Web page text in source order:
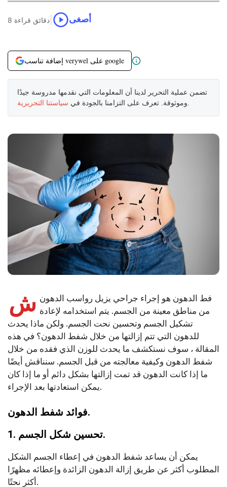
8 دقائق قراءة أصغى
إضافة تناسب verywel على google
تضمن عملية التحرير لدينا أن المعلومات التي نقدمها مدروسة جيدًا
وموثوقة. تعرف على التزامنا بالجودة في سياستنا التحريرية
ش فط الدهون هو إجراء جراحي يزيل رواسب الدهون
من مناطق معينة من الجسم. يتم استخدامه لإعادة
تشكيل الجسم وتحسين نحت الجسم. ولكن ماذا يحدث
للدهون التي تتم إزالتها من خلال شفط الدهون؟ في هذه
المقالة ، سوف نستكشف ما يحدث للوزن الذي فقده من خلال
شفط الدهون وكيفية معالجته من قبل الجسم. سنناقش أيضًا
ما إذا كانت الدهون قد تمت إزالتها بشكل دائم أو ما إذا كان
يمكن استعادتها بعد الإجراء.
فوائد شفط الدهون.
1. تحسين شكل الجسم.
يمكن أن يساعد شفط الدهون في إعطاء الجسم الشكل
المطلوب أكثر عن طريق إزالة الدهون الزائدة وإعطائه مظهرًا
أكثر نحتًا.